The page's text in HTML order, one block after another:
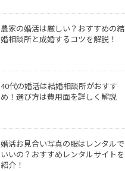
農家の婚活は厳しい？おすすめの結
婚相談所と成婚するコツを解説！
40代の婚活は結婚相談所がおすす
め！選び方は費用面を詳しく解説
婚活お見合い写真の服はレンタルで
いいの？おすすめレンタルサイトを
紹介！